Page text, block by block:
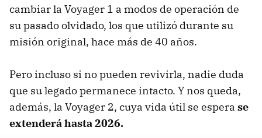
cambiar la Voyager 1 a modos de operación de
su pasado olvidado, los que utilizó durante su
misión original, hace más de 40 años.
Pero incluso si no pueden revivirla, nadie duda
que su legado permanece intacto. Y nos queda,
además, la Voyager 2, cuya vida útil se espera se
extenderá hasta 2026.